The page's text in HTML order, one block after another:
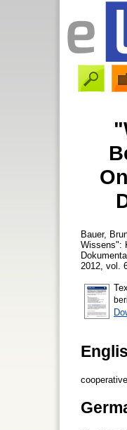
Bauer,
Wissens":
2012, vol.